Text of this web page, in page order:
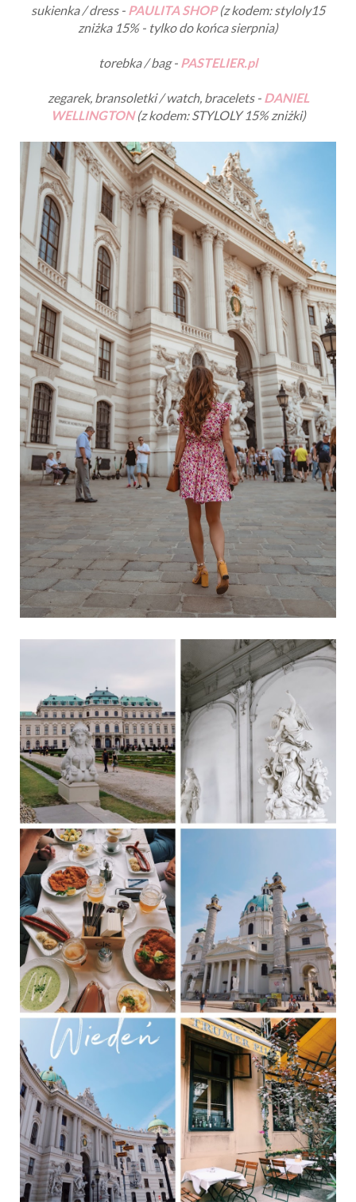
sukienka / dress - PAULITA SHOP(z kodem: styloly15
zniżka 15% - tylko do końca sierpnia)
torebka / bag - PASTELIER.pl
zegarek, bransoletki / watch, bracelets - DANIEL
WELLINGTON(z kodem: STYLOLY 15% zniżki)